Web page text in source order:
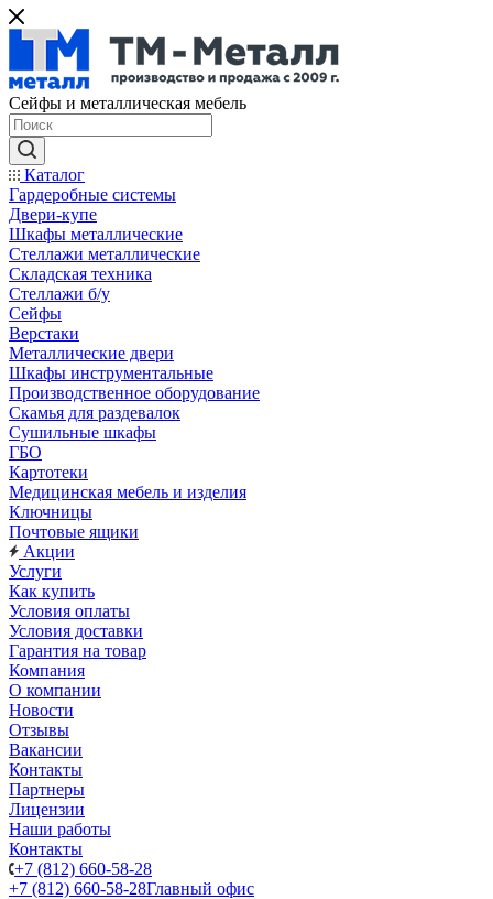
Сейфы и металлическая мебель
Каталог
Гардеробные системы
Двери-купе
Шкафы металлические
Стеллажи металлические
Складская техника
Стеллажи б/у
Сейфы
Верстаки
Металлические двери
Шкафы инструментальные
Производственное оборудование
Скамья для раздевалок
Сушильные шкафы
ГБО
Картотеки
Медицинская мебель и изделия
Ключницы
Почтовые ящики
Акции
Услуги
Как купить
Условия оплаты
Условия доставки
Гарантия на товар
Компания
О компании
Новости
Отзывы
Вакансии
Контакты
Партнеры
Лицензии
Наши работы
Контакты
+7 (812) 660-58-28
+7 (812) 660-58-28Главный офис